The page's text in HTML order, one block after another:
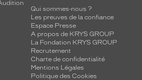
Qui sommes-nous ?
Les preuves de la confiance
Espace Presse
A propos de KRYS GROUP
La Fondation KRYS GROUP
Recrutement
Charte de confidentialité
Mentions Légales
Politique des Cookies